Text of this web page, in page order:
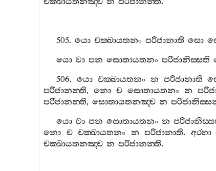
505. යො චක‍්ඛායතනං පරිජානාති සො
යො වා පන සොතායතනං පරිජානිස‍්සති
506. යො චක‍්ඛායතනං න පරිජානාති
පරිජානන‍්ති, නො ච සොතායතනං න
පරිජානන‍්ති, සොතායතනඤ‍්ච න
යො වා පන සොතායතනං න
නො ච චක‍්ඛායතනං න පරිජානාති. අරහා
චක‍්ඛායතනඤ‍්ච න පරිජානන‍්ති.